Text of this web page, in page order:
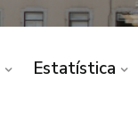
Estatística